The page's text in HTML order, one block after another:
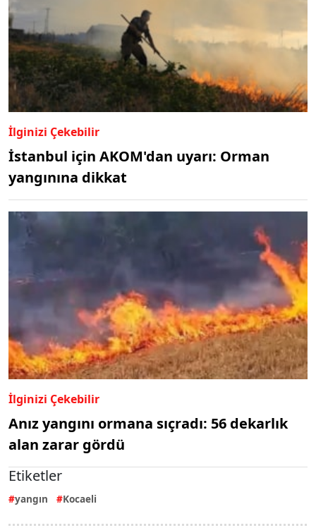
İlginizi Çekebilir
İstanbul için AKOM'dan uyarı: Orman
yangınına dikkat
İlginizi Çekebilir
Anız yangını ormana sıçradı: 56 dekarlık
alan zarar gördü
Etiketler
yangın Kocaeli